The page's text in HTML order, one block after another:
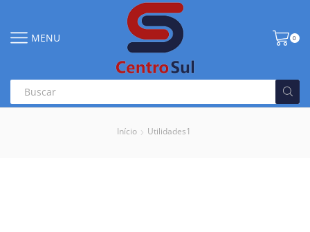
MENU 0
Início Utilidades1